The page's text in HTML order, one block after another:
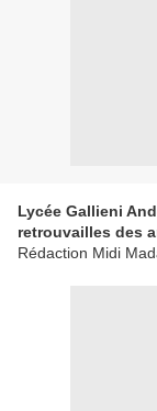
Lycée Gallieni
retrouvailles des
Rédaction Midi